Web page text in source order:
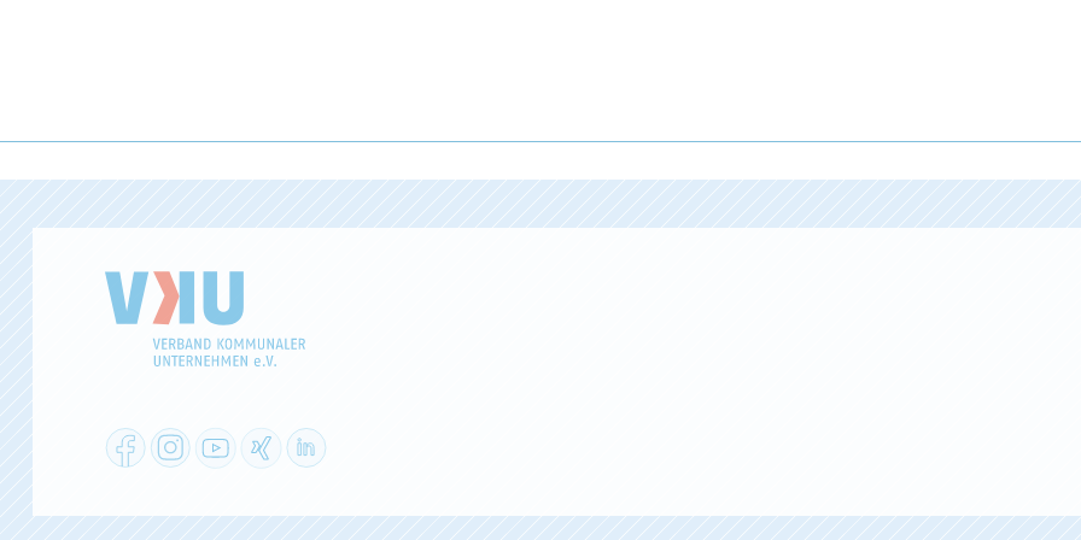
FacebookInstagramYouTube XING